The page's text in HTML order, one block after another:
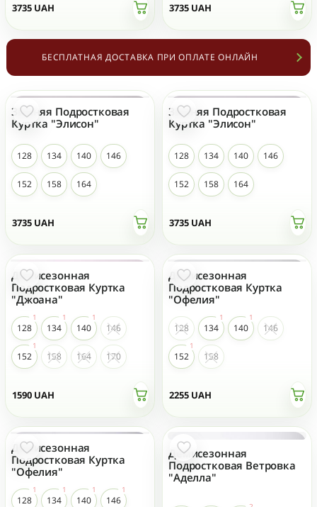
3735 UAH 3735 UAH
БЕСПЛАТНАЯ ДОСТАВКА ПРИ ОПЛАТЕ ОНЛАЙН
НОВЫЙ
3735 UAH
Зимняя Подростковая
Куртка "Элисон"
128 134 140 146
152 158 164
НОВЫЙ
3735 UAH
Зимняя Подростковая
Куртка "Элисон"
128 134 140 146
152 158 164
1590 UAH
Демисезонная
Подростковая Куртка
"Джоана"
128 134 140 146
152 158 164 170
2255 UAH
Демисезонная
Подростковая Куртка
"Офелия"
128 134 140 146
152 158
Демисезонная
Подростковая Куртка
"Офелия"
128 134 140 146
Демисезонная
Подростковая Ветровка
"Аделла"